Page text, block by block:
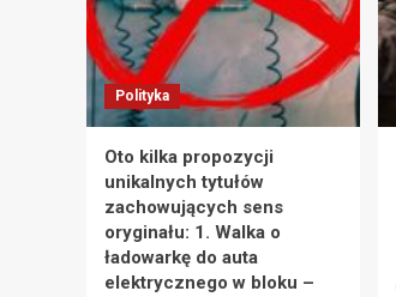
cele
ataków
Polityka
Oto kilka propozycji
unikalnych tytułów
zachowujących sens
oryginału: 1. Walka o
ładowarkę do auta
elektrycznego w bloku –